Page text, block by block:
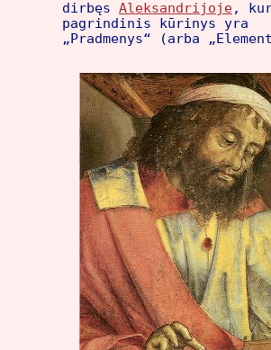
dirbęs Aleksandrijoje,
pagrindinis kūrinys yra
„Pradmenys“ (arba